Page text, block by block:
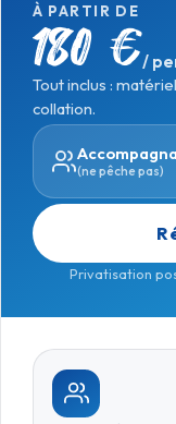
À PARTIR DE
180 €/
Tout inclus :
collation.
(ne pêche pas)
Privatisation